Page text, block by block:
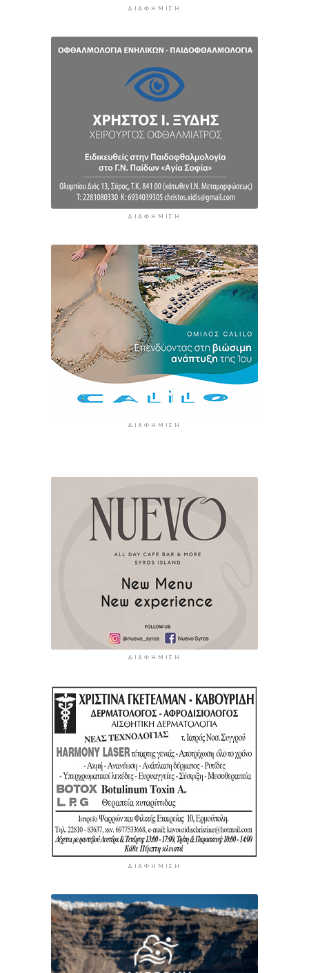
Πολύ υψηλός κίνδυνος πυρκαγιάς σήμερα σε
Κρήτη και Βόρειο Αιγαίο, ποιες περιοχές είναι
4 ώρες 38 λεπτά πρίν
ΔΙΑΦΉΜΙΣΗ
ΔΙΑΦΉΜΙΣΗ
ΔΙΑΦΉΜΙΣΗ
ΔΙΑΦΉΜΙΣΗ
ΔΙΑΦΉΜΙΣΗ